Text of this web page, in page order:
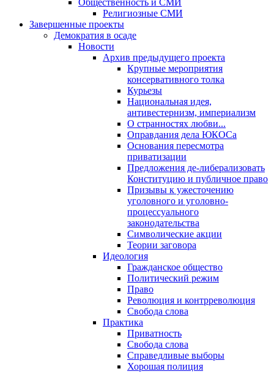
Общественность и СМИ
Религиозные СМИ
Завершенные проекты
Демократия в осаде
Новости
Архив предыдущего проекта
Крупные мероприятия
консервативного толка
Курьезы
Национальная идея,
антивестернизм, империализм
О странностях любви...
Оправдания дела ЮКОСа
Основания пересмотра
приватизации
Предложения де-либерализовать
Конституцию и публичное право
Призывы к ужесточению
уголовного и уголовно-
процессуального
законодательства
Символические акции
Теории заговора
Идеология
Гражданское общество
Политический режим
Право
Революция и контрреволюция
Свобода слова
Практика
Приватность
Свобода слова
Справедливые выборы
Хорошая полиция